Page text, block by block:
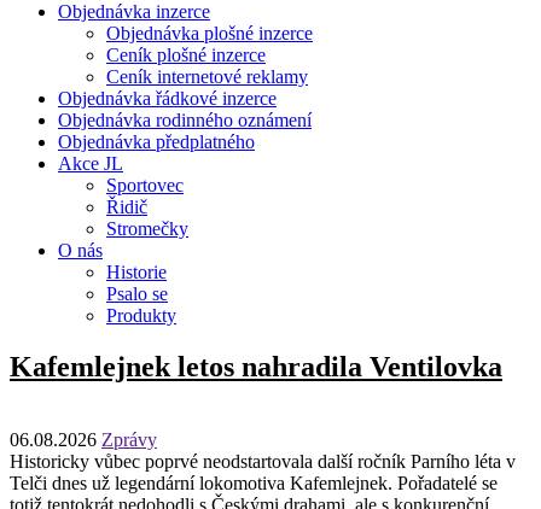
Objednávka inzerce
Objednávka plošné inzerce
Ceník plošné inzerce
Ceník internetové reklamy
Objednávka řádkové inzerce
Objednávka rodinného oznámení
Objednávka předplatného
Akce JL
Sportovec
Řidič
Stromečky
O nás
Historie
Psalo se
Produkty
Kafemlejnek letos nahradila Ventilovka
06.08.2026 Zprávy
Historicky vůbec poprvé neodstartovala další ročník Parního léta v
Telči dnes už legendární lokomotiva Kafemlejnek. Pořadatelé se
totiž tentokrát nedohodli s Českými drahami, ale s konkurenční